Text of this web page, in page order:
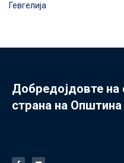
Гевгелија
Добредојдовте на
страна на Општина